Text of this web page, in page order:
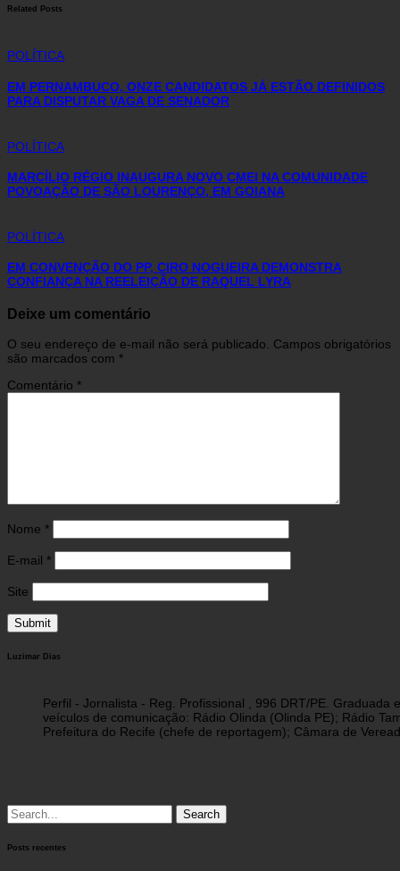
Related Posts
POLÍTICA
EM PERNAMBUCO, ONZE CANDIDATOS JÁ ESTÃO DEFINIDOS
PARA DISPUTAR VAGA DE SENADOR
POLÍTICA
MARCÍLIO RÉGIO INAUGURA NOVO CMEI NA COMUNIDADE
POVOAÇÃO DE SÃO LOURENÇO, EM GOIANA
POLÍTICA
EM CONVENÇÃO DO PP, CIRO NOGUEIRA DEMONSTRA
CONFIANÇA NA REELEIÇÃO DE RAQUEL LYRA
Deixe um comentário
O seu endereço de e-mail não será publicado. Campos obrigatórios
são marcados com *
Comentário *
Nome *
E-mail *
Site
Luzimar Dias
Perfil - Jornalista - Reg. Profissional , 996 DRT/PE.
veículos de comunicação: Rádio Olinda (Olinda PE); Rádio
Prefeitura do Recife (chefe de reportagem); Câmara de
Search
for:
Posts recentes